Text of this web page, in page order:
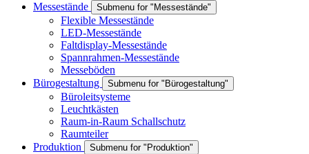
Messestände
Submenu for "Messestände"
Flexible Messestände
LED-Messestände
Faltdisplay-Messestände
Spannrahmen-Messestände
Messeböden
Bürogestaltung
Submenu for "Bürogestaltung"
Büroleitsysteme
Leuchtkästen
Raum-in-Raum Schallschutz
Raumteiler
Produktion
Submenu for "Produktion"